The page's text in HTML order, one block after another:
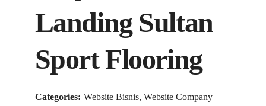
Landing Sultan
Sport Flooring
Categories: Website Bisnis, Website Company